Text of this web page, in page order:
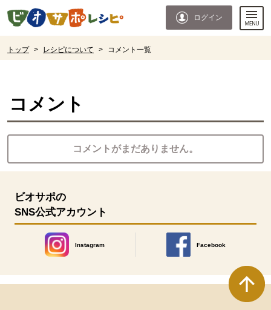
ページの先頭です。
ログイン
トップ > レシピについて > コメント一覧
コメント
コメントがまだありません。
ビオサポの
SNS公式アカウント
Instagram
別のウィンドウで開きます。
Facebook
別のウィンドウで開きます